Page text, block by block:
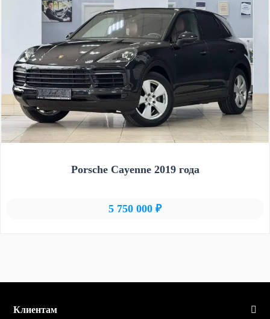
Porsche Cayenne 2019 года
5 750 000 ₽
Клиентам